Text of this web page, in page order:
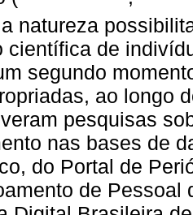
natureza
científica de
segundo
ao longo
pesquisas
nas bases de
do Portal de
de Pessoal